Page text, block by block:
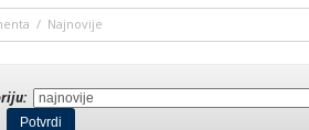
/ Nаjnovije